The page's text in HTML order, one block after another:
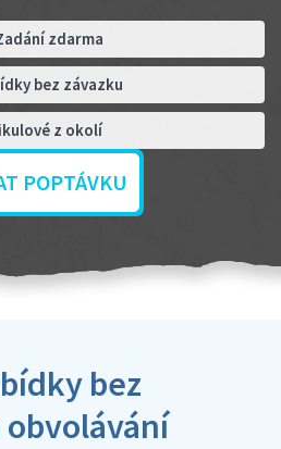
zdarma
bez závazku
z okolí
POPTÁVKU
bez